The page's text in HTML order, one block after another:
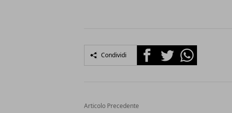
Condividi FacebookTwitterWhatsapp
Articolo Precedente